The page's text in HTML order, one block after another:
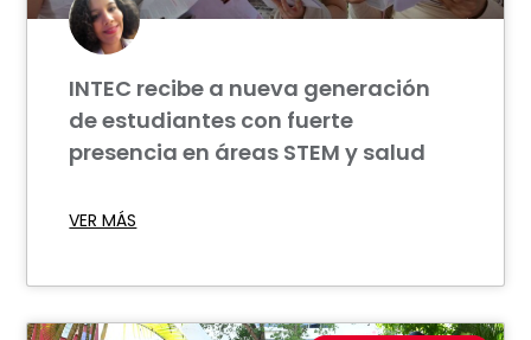
INTEC recibe a nueva generación
de estudiantes con fuerte
presencia en áreas STEM y salud
VER MÁS